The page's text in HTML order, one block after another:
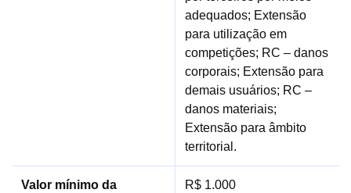
adequados; Extensão
para utilização em
competições; RC – danos
corporais; Extensão para
demais usuários; RC –
danos materiais;
Extensão para âmbito
territorial.
Valor mínimo da
R$ 1.000